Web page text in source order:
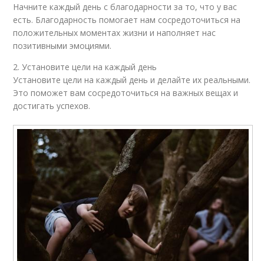
Начните каждый день с благодарности за то, что у вас
есть. Благодарность помогает нам сосредоточиться на
положительных моментах жизни и наполняет нас
позитивными эмоциями.
2. Установите цели на каждый день
Установите цели на каждый день и делайте их реальными.
Это поможет вам сосредоточиться на важных вещах и
достигать успехов.